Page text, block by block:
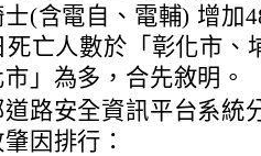
(含電自、電輔) 增加
死亡人數於「彰化市、
」為多，合先敘明。
路安全資訊平台系統
因排行：